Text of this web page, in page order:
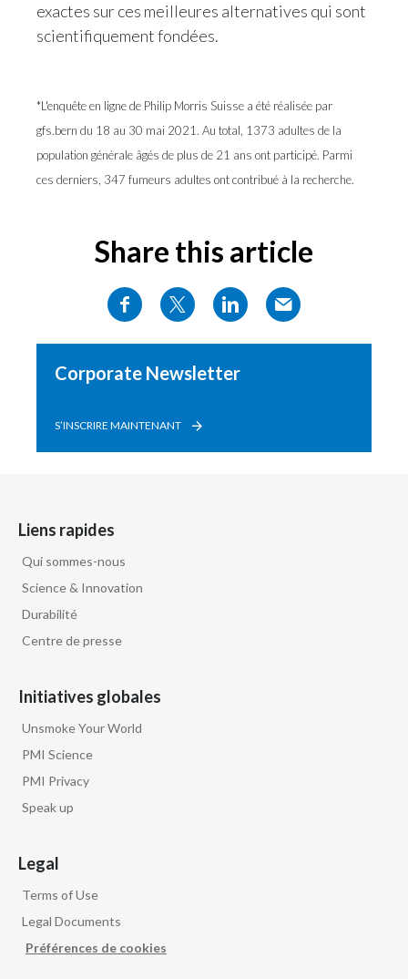
exactes sur ces meilleures alternatives qui sont
scientifiquement fondées.
*L'enquête en ligne de Philip Morris Suisse a été réalisée par
gfs.bern du 18 au 30 mai 2021. Au total, 1373 adultes de la
population générale âgés de plus de 21 ans ont participé. Parmi
ces derniers, 347 fumeurs adultes ont contribué à la recherche.
Share this article
Corporate Newsletter
S’INSCRIRE MAINTENANT
Liens rapides
Qui sommes-nous
Science & Innovation
Durabilité
Centre de presse
Initiatives globales
Unsmoke Your World
PMI Science
PMI Privacy
Speak up
Legal
Terms of Use
Legal Documents
Préférences de cookies